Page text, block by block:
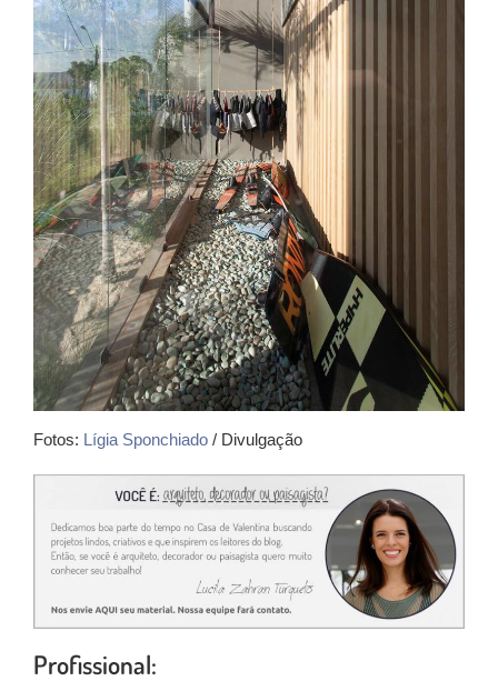
Fotos: Lígia Sponchiado / Divulgação
Profissional: